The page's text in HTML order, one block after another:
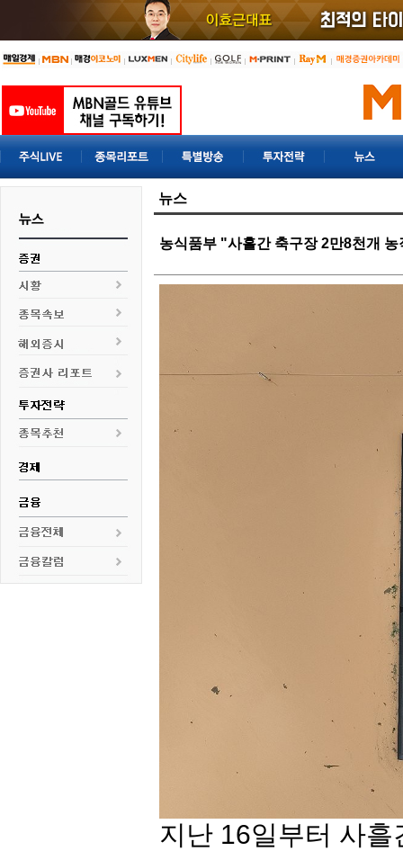
뉴스
농식품부 "사흘간 축구장 2만8천개
지난 16일부터 사